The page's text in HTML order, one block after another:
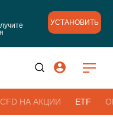
УСТАНОВИТЬ
CFD НА АКЦИИ ETF